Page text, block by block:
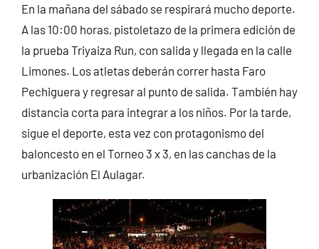
En la mañana del sábado se respirará mucho deporte.
A las 10:00 horas, pistoletazo de la primera edición de
la prueba Triyaiza Run, con salida y llegada en la calle
Limones. Los atletas deberán correr hasta Faro
Pechiguera y regresar al punto de salida. También hay
distancia corta para integrar a los niños. Por la tarde,
sigue el deporte, esta vez con protagonismo del
baloncesto en el Torneo 3 x 3, en las canchas de la
urbanización El Aulagar.